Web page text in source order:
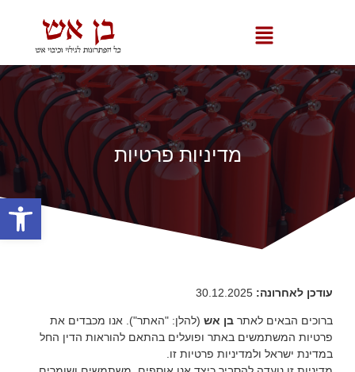
פתח
מדיניות פרטיות
עודכן לאחרונה:
ברוכים הבאים לאתר בן אש (להלן: "האתר"). אנו מכבדים את
פרטיות המשתמשים באתר ופועלים בהתאם להוראות הדין החל
במדינת ישראל ולמדיניות פרטיות זו.